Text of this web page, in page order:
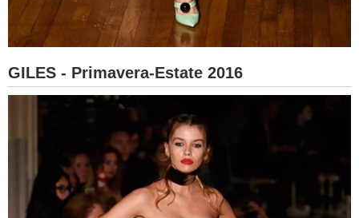
GILES - Primavera-Estate 2016